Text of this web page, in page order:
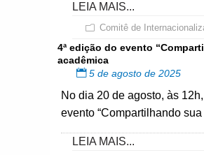
LEIA MAIS...
Comitê de
4ª edição do evento
acadêmica
5 de agosto de 2025
No dia 20 de agosto, às
evento “Compartilhando
LEIA MAIS...